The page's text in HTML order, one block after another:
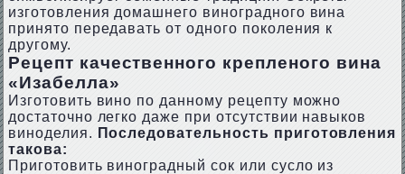
изготовления домашнего виноградного вина
принято передавать от одного поколения к
другому.
Рецепт качественного крепленого вина
«Изабелла»
Изготовить вино по данному рецепту можно
достаточно легко даже при отсутствии навыков
виноделия. Последовательность приготовления
такова:
Приготовить виноградный сок или сусло из